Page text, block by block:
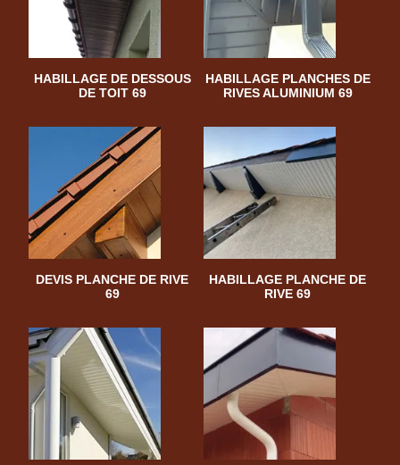
HABILLAGE DE DESSOUS
DE TOIT 69
HABILLAGE PLANCHES DE
RIVES ALUMINIUM 69
DEVIS PLANCHE DE RIVE
69
HABILLAGE PLANCHE DE
RIVE 69